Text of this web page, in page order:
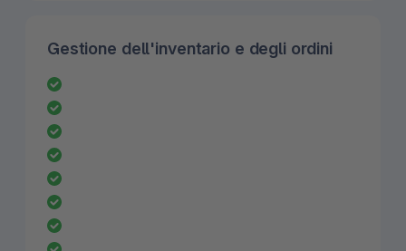
Gestione dell'inventario e degli ordini